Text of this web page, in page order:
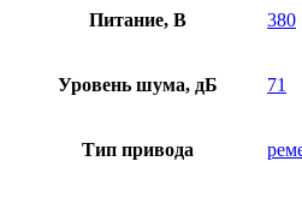
Питание, В 380
Уровень шума, дБ 71
Тип привода